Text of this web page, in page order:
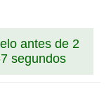
antes de 2
segundos